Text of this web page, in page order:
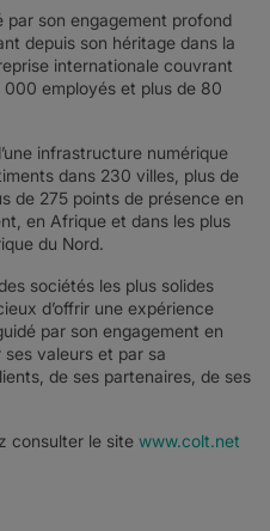
par son engagement profond
depuis son héritage dans la
internationale couvrant
employés et plus de 80
infrastructure numérique
dans 230 villes, plus de
de 275 points de présence en
en Afrique et dans les plus
du Nord.
sociétés les plus solides
d’offrir une expérience
par son engagement en
valeurs et par sa
de ses partenaires, de ses
consulter le site www.colt.net